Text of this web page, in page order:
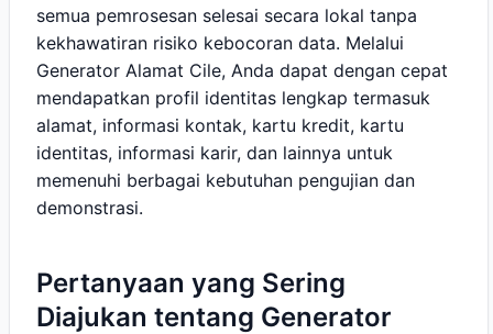
semua pemrosesan selesai secara lokal tanpa
kekhawatiran risiko kebocoran data. Melalui
Generator Alamat Cile, Anda dapat dengan cepat
mendapatkan profil identitas lengkap termasuk
alamat, informasi kontak, kartu kredit, kartu
identitas, informasi karir, dan lainnya untuk
memenuhi berbagai kebutuhan pengujian dan
demonstrasi.
Pertanyaan yang Sering
Diajukan tentang Generator